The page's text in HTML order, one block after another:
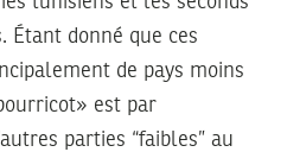
Étant donné que ces
de pays moins
est par
parties “faibles” au